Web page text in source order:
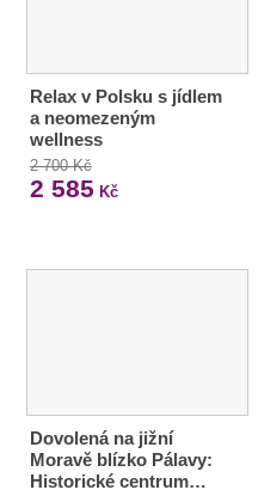
Relax v Polsku s jídlem
a neomezeným
wellness
2 700 Kč
2 585 Kč
Dovolená na jižní
Moravě blízko Pálavy:
Historické centrum…